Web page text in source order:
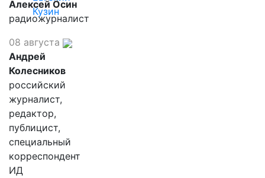
Кузин
Алексей Осин
радиожурналист
08 августа
Андрей
Колесников
российский
журналист,
редактор,
публицист,
специальный
корреспондент
ИД